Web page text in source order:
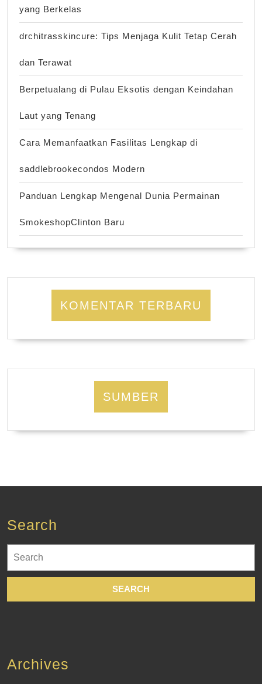
yang Berkelas
drchitrasskincure: Tips Menjaga Kulit Tetap Cerah
dan Terawat
Berpetualang di Pulau Eksotis dengan Keindahan
Laut yang Tenang
Cara Memanfaatkan Fasilitas Lengkap di
saddlebrookecondos Modern
Panduan Lengkap Mengenal Dunia Permainan
SmokeshopClinton Baru
KOMENTAR TERBARU
SUMBER
Search
for:
Archives